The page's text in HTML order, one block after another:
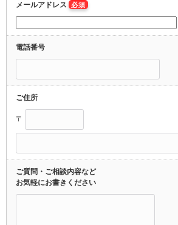
メールアドレス 必須
電話番号
ご住所
〒
ご質問・ご相談内容など
お気軽にお書きください